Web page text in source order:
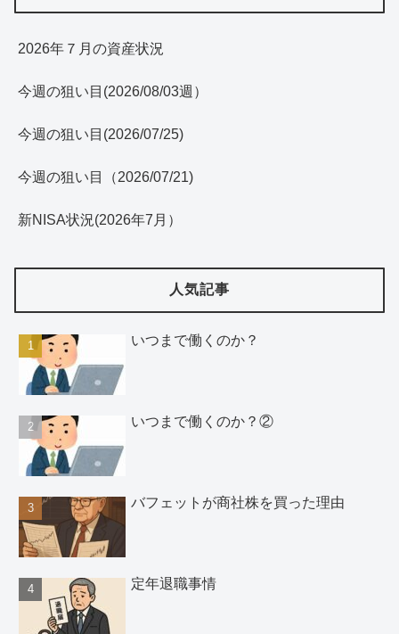
2026年７月の資産状況
今週の狙い目(2026/08/03週）
今週の狙い目(2026/07/25)
今週の狙い目（2026/07/21)
新NISA状況(2026年7月）
人気記事
いつまで働くのか？
いつまで働くのか？②
バフェットが商社株を買った理由
定年退職事情